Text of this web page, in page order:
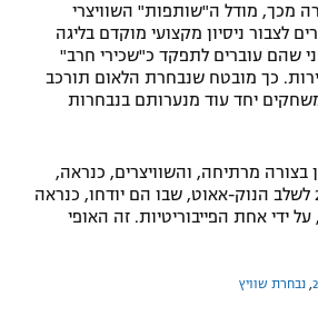
מכך, מודל ה"שותפות" השוויצרי
לצבור ניסיון מקצועי מוקדם בליגה
שהם עוברים לתפקד כ"שכירי חרב"
כך מובטח שנבחרת הלאום תורכב
יחד עוד מנערותם בנבחרות
בצורה מרתיחה, והשוויצרים, כנראה,
יגיעו גם במונדיאל 2026 לשלב הנוק-אאוט, שבו הם יודחו, כנראה
ידי אחת הפייבוריטיות. זה האופי
נבחרת שוויץ